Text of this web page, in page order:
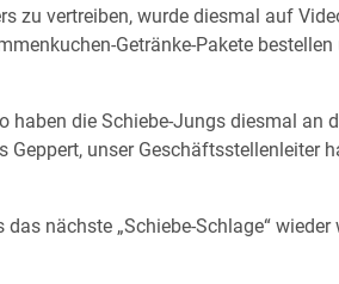
zu vertreiben, wurde diesmal auf
Getränke-Pakete
haben die Schiebe-Jungs diesmal an
Geppert, unser Geschäftsstellenleiter
nächste „Schiebe-Schlage“